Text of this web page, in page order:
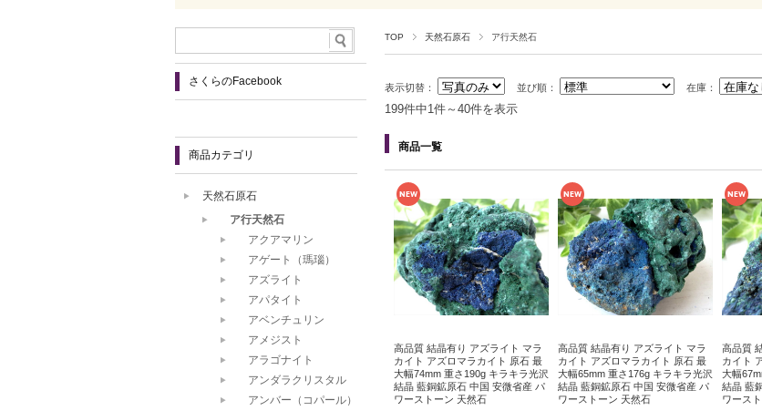
TOP 天然石原石 ア行天然石
表示切替： 並び順： 在庫：
199件中1件～40件を表示
商品一覧
高品質 結晶有り アズライト マラ
カイト アズロマラカイト 原石 最
大幅74mm 重さ190g キラキラ光沢
結晶 藍銅鉱原石 中国 安微省産 パ
ワーストーン 天然石
高品質 結晶有り アズライト マラ
カイト アズロマラカイト 原石 最
大幅65mm 重さ176g キラキラ光沢
結晶 藍銅鉱原石 中国 安微省産 パ
ワーストーン 天然石
高品質
カイト
大幅
結晶 藍
ワース
さくらのFacebook
商品カテゴリ
天然石原石
ア行天然石
アクアマリン
アゲート（瑪瑙）
アズライト
アパタイト
アベンチュリン
アメジスト
アラゴナイト
アンダラクリスタル
アンバー（コパール）